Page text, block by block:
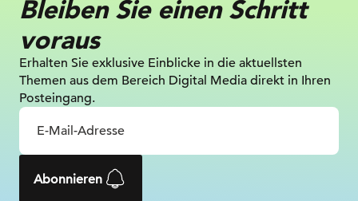
Bleiben Sie einen Schritt
voraus
Erhalten Sie exklusive Einblicke in die aktuellsten
Themen aus dem Bereich Digital Media direkt in Ihren
Posteingang.
Abonnieren